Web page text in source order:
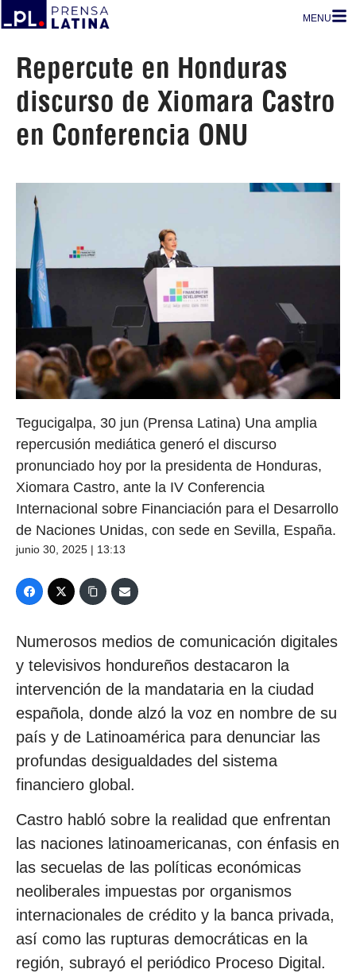
MENU
Repercute en Honduras
discurso de Xiomara Castro
en Conferencia ONU
Tegucigalpa, 30 jun (Prensa Latina) Una amplia
repercusión mediática generó el discurso
pronunciado hoy por la presidenta de Honduras,
Xiomara Castro, ante la IV Conferencia
Internacional sobre Financiación para el Desarrollo
de Naciones Unidas, con sede en Sevilla, España.
junio 30, 2025 | 13:13
Numerosos medios de comunicación digitales
y televisivos hondureños destacaron la
intervención de la mandataria en la ciudad
española, donde alzó la voz en nombre de su
país y de Latinoamérica para denunciar las
profundas desigualdades del sistema
financiero global.
Castro habló sobre la realidad que enfrentan
las naciones latinoamericanas, con énfasis en
las secuelas de las políticas económicas
neoliberales impuestas por organismos
internacionales de crédito y la banca privada,
así como las rupturas democráticas en la
región, subrayó el periódico Proceso Digital.